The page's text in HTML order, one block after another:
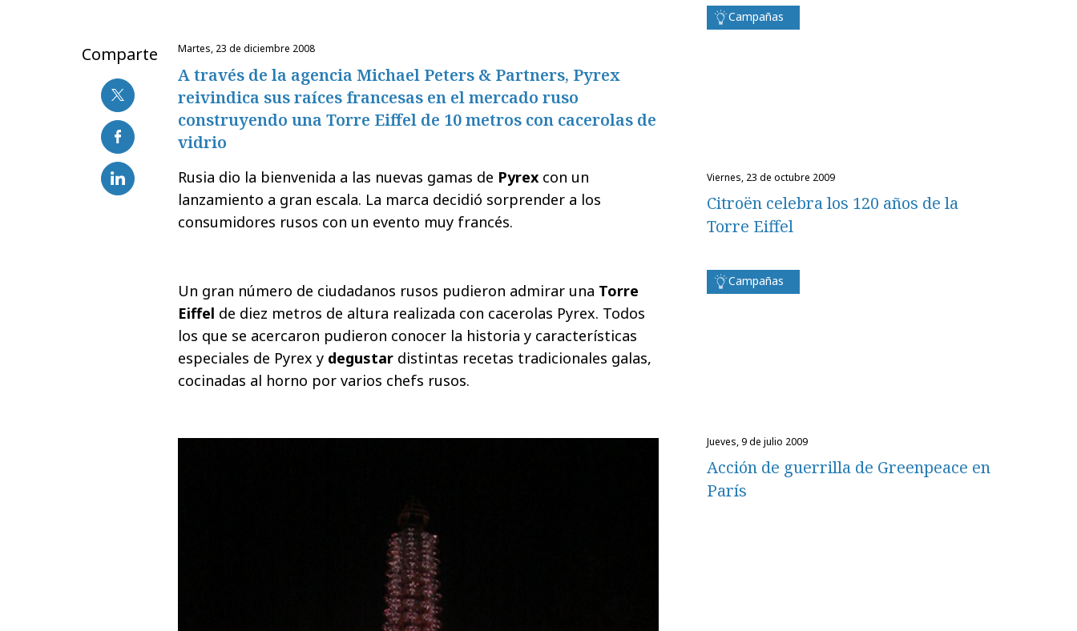
Comparte martes, 23 de diciembre 2008
A través de la agencia Michael Peters & Partners, Pyrex
reivindica sus raíces francesas en el mercado ruso
construyendo una Torre Eiffel de 10 metros con cacerolas de
vidrio
Rusia dio la bienvenida a las nuevas gamas de Pyrex con un
lanzamiento a gran escala. La marca decidió sorprender a los
consumidores rusos con un evento muy francés.
Un gran número de ciudadanos rusos pudieron admirar una Torre
Eiffel de diez metros de altura realizada con cacerolas Pyrex. Todos
los que se acercaron pudieron conocer la historia y características
especiales de Pyrex y degustar distintas recetas tradicionales galas,
cocinadas al horno por varios chefs rusos.
Campañas
viernes, 23 de octubre 2009
Citroën celebra los 120 años de la
Torre Eiffel
Campañas
jueves, 9 de julio 2009
Acción de guerrilla de Greenpeace en
París